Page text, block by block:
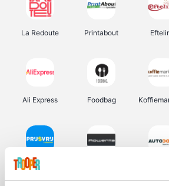
La Redoute Printabout
Ali Express Foodbag
Prijsvrij